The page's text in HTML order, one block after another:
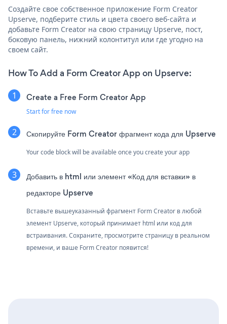
Создайте свое собственное приложение Form Creator
Upserve, подберите стиль и цвета своего веб-сайта и
добавьте Form Creator на свою страницу Upserve, пост,
боковую панель, нижний колонтитул или где угодно на
своем сайт.
How To Add a Form Creator App on Upserve:
Create a Free Form Creator App
Start for free now
Скопируйте Form Creator фрагмент кода для Upserve
Your code block will be available once you create your app
Добавить в html или элемент «Код для вставки» в
редакторе Upserve
Вставьте вышеуказанный фрагмент Form Creator в любой
элемент Upserve, который принимает html или код для
встраивания. Сохраните, просмотрите страницу в реальном
времени, и ваше Form Creator появится!